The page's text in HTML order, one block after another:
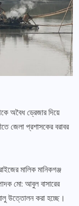
অবৈধ ড্রেজার দিয়ে
জেলা প্রশাসকের বরাবর
মালিক মানিকগঞ্জ
মো: আবুল বাসারের
উত্তোলন করা হচ্ছে।